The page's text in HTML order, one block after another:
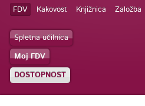
FDV Kakovost Knjižnica Založba
Spletna učilnica
Moj FDV
DOSTOPNOST